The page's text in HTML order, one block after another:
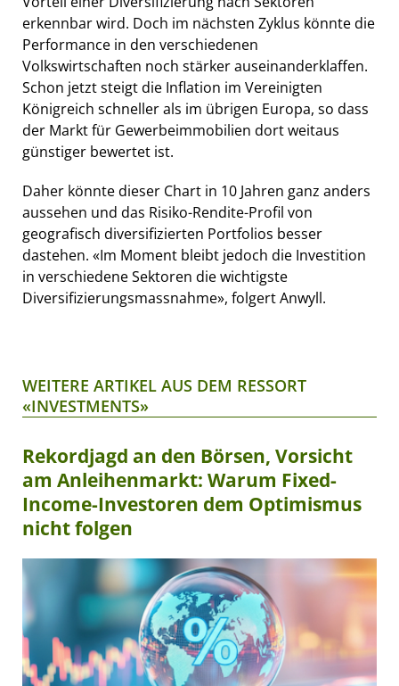
erkennbar wird. Doch im nächsten Zyklus könnte die
Performance in den verschiedenen
Volkswirtschaften noch stärker auseinanderklaffen.
Schon jetzt steigt die Inflation im Vereinigten
Königreich schneller als im übrigen Europa, so dass
der Markt für Gewerbeimmobilien dort weitaus
günstiger bewertet ist.
Daher könnte dieser Chart in 10 Jahren ganz anders
aussehen und das Risiko-Rendite-Profil von
geografisch diversifizierten Portfolios besser
dastehen. «Im Moment bleibt jedoch die Investition
in verschiedene Sektoren die wichtigste
Diversifizierungsmassnahme», folgert Anwyll.
WEITERE ARTIKEL AUS DEM RESSORT
«INVESTMENTS»
Rekordjagd an den Börsen, Vorsicht
am Anleihenmarkt: Warum Fixed-
Income-Investoren dem Optimismus
nicht folgen